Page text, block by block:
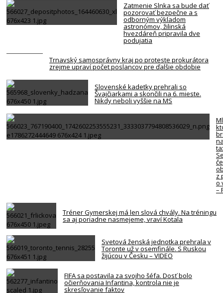
Zatmenie Slnka sa bude dať
pozorovať bezpečne a s
odborným výkladom
astronómov, žilinská
hvezdáreň pripravila dve
podujatia
Trnavský samosprávny kraj po proteste prokurátora
zrejme upraví počet poslancov pre ďalšie obdobie
Slovenské kadetky prehrali so
Švajčiarkami a skončili na 6. mieste.
Nikdy neboli vyššie na MS
z
o
–
Tréner Gymerskej má len slová chvály. Na tréningu
sa aj poriadne nasmejeme, vraví Kotala
Svetová ženská jednotka prehrala v
Toronte už v osemfinále. S Ruskou
žijúcou v Česku – VIDEO
FIFA sa postavila za svojho šéfa. Dosť bolo
očierňovania Infantina, kontrola nie je
skresľovanie faktov